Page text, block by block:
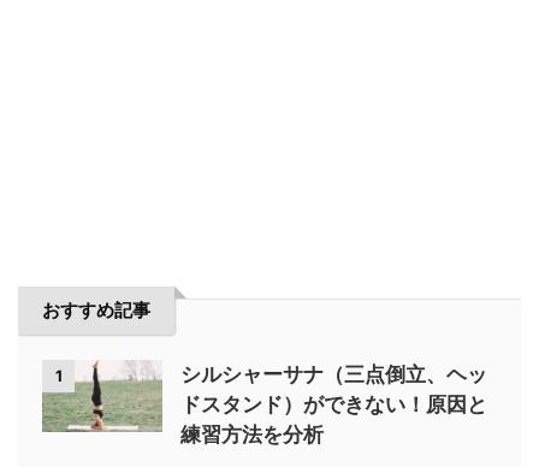
おすすめ記事
1
シルシャーサナ（三点倒立、ヘッ
ドスタンド）ができない！原因と
練習方法を分析